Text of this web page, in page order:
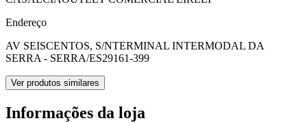
Endereço
AV SEISCENTOS, S/NTERMINAL INTERMODAL DA
SERRA - SERRA/ES29161-399
Ver produtos similares
Informações da loja